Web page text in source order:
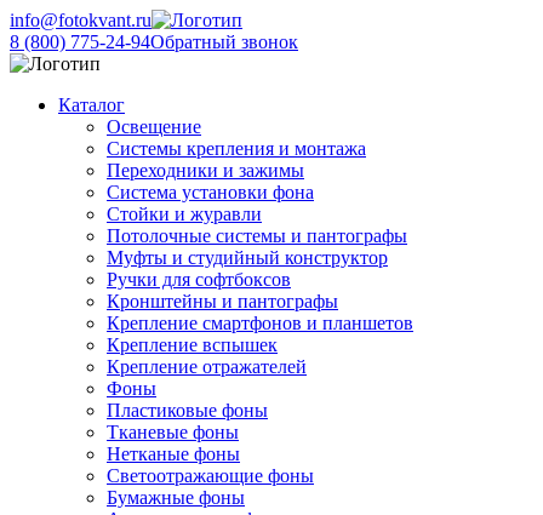
info@fotokvant.ru
8 (800) 775-24-94Обратный звонок
Каталог
Освещение
Системы крепления и монтажа
Переходники и зажимы
Система установки фона
Стойки и журавли
Потолочные системы и пантографы
Муфты и студийный конструктор
Ручки для софтбоксов
Кронштейны и пантографы
Крепление смартфонов и планшетов
Крепление вспышек
Крепление отражателей
Фоны
Пластиковые фоны
Тканевые фоны
Нетканые фоны
Светоотражающие фоны
Бумажные фоны